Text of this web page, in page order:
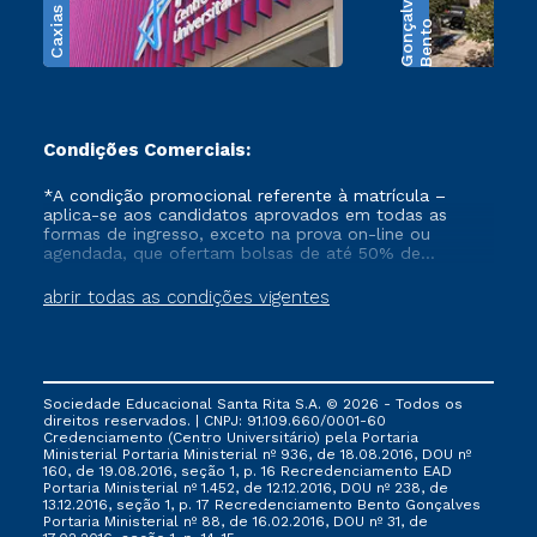
B
e
n
t
o
G
o
n
ç
a
l
v
e
s
Condições Comerciais:
abrir todas as condições vigentes
*A condição promocional referente à matrícula –
aplica-se aos candidatos aprovados em todas as
formas de ingresso, exceto na prova on-line ou
agendada, que ofertam bolsas de até 50% de
que ainda não tenham efetivado e/ou não tenham
cancelado ou trancado sua matrícula em uma das
FIES, Prouni e outros programas governamentais, e
não se acumula com nenhuma outra campanha
ofertada pela Instituição.
Sociedade Educacional Santa Rita S.A. © 2026 - Todos os
direitos reservados. | CNPJ: 91.109.660/0001-60
Credenciamento (Centro Universitário) pela Portaria
Ministerial Portaria Ministerial nº 936, de 18.08.2016, DOU nº
160, de 19.08.2016, seção 1, p. 16 Recredenciamento EAD
Portaria Ministerial nº 1.452, de 12.12.2016, DOU nº 238, de
13.12.2016, seção 1, p. 17 Recredenciamento Bento Gonçalves
Portaria Ministerial nº 88, de 16.02.2016, DOU nº 31, de